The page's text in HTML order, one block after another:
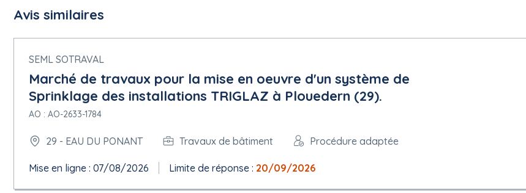
Avis similaires
SEML SOTRAVAL
Marché de travaux pour la mise en oeuvre d'un système de
Sprinklage des installations TRIGLAZ à Plouedern (29).
AO : AO-2633-1784
29 - EAU DU PONANT Travaux de bâtiment Procédure adaptée
Mise en ligne : 07/08/2026 Limite de réponse : 20/09/2026